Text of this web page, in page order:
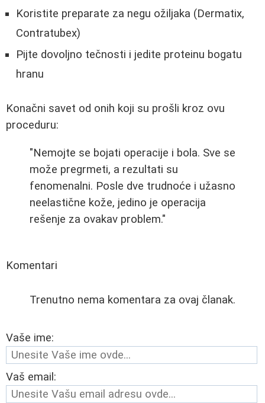
Koristite preparate za negu ožiljaka (Dermatix,
Contratubex)
Pijte dovoljno tečnosti i jedite proteinu bogatu
hranu
Konačni savet od onih koji su prošli kroz ovu
proceduru:
"Nemojte se bojati operacije i bola. Sve se
može pregrmeti, a rezultati su
fenomenalni. Posle dve trudnoće i užasno
neelastične kože, jedino je operacija
rešenje za ovakav problem."
Komentari
Trenutno nema komentara za ovaj članak.
Vaše ime:
Vaš email: